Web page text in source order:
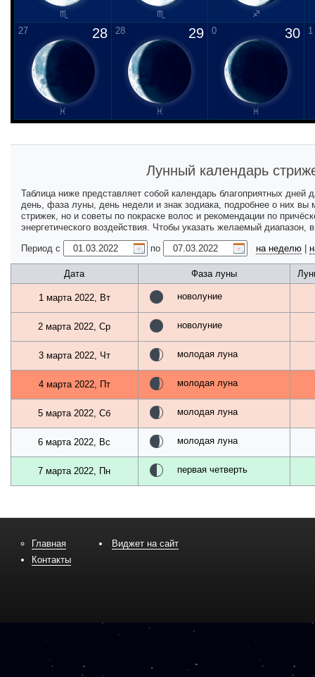
28
27 29
28 30
0 1
Лунный календарь
Таблица ниже представляет собой календарь благоприятных
день, фаза луны, день недели и знак зодиака, подробнее о них вы
стрижек, но и советы по покраске волос и рекомендации по
энергетического воздействия. Чтобы указать желаемый
Период с
по на неделю
Дата Фаза луны
1 марта 2022, Вт новолуние
2 марта 2022, Ср новолуние
3 марта 2022, Чт молодая луна
4 марта 2022, Пт молодая луна
5 марта 2022, Сб молодая луна
6 марта 2022, Вс молодая луна
7 марта 2022, Пн первая четверть
Главная
Контакты
Виджет на сайт